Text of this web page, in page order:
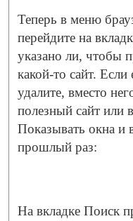
Теперь в меню
перейдите на
указано ли, чтобы
какой-то сайт.
удалите, вместо
полезный сайт или
Показывать окна и
прошлый раз:
На вкладке Поиск